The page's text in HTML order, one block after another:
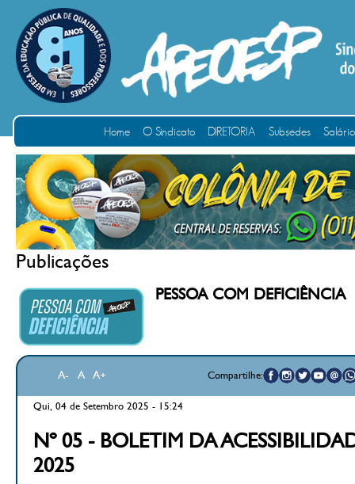
Home O Sindicato DIRETORIA Subsedes
Publicações
PESSOA COM DEFICIÊNCIA
A- A A+ Compartilhe:
Qui, 04 de Setembro 2025 - 15:24
Nº 05 - BOLETIM DA
2025